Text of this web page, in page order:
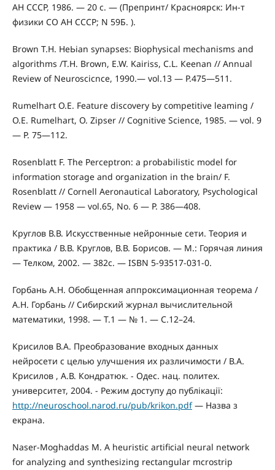
АН СССР, 1986. — 20 с. — (Препринт/ Красноярск: Ин-т
физики СО АН СССР; N 59Б. ).
Brown T.Н. НеЬian synapses: Biophysical mechanisms and
algorithms /T.Н. Brown, E.W. Kairiss, C.L. Кееnаn // Аnnuаl
Review of Neuroscicnce, 1990.— vоl.13 — P.475—511.
Rumelhart О.Е. Feature discovery Ьу competitive leaming /
О.Е. Rumelhart, О. Zipser // Cognitive Science, 1985. — vоl. 9
— P. 75—112.
Rosenblatt F. The Perceptron: a probabilistic model for
information storage and organization in the brain/ F.
Rosenblatt // Cornell Aeronautical Laboratory, Psychological
Review — 1958 — vol.65, No. 6 — P. 386—408.
Круглов В.В. Искусственные нейронные сети. Теория и
практика / В.В. Круглов, В.В. Борисов. — М.: Горячая линия
— Телком, 2002. — 382с. — ISBN 5-93517-031-0.
Горбань А.Н. Обобщенная аппроксимационная теорема /
А.Н. Горбань // Сибирский журнал вычислительной
математики, 1998. — Т.1 — № 1. — С.12–24.
Крисилов В.А. Преобразование входных данных
нейросети с целью улучшения их различимости / В.А.
Крисилов , А.В. Кондратюк. - Одес. нац. политех.
университет, 2004. - Режим доступу до публікації:
http://neuroschool.narod.ru/pub/krikon.pdf— Назва з
екрана.
Naser-Moghaddas M. A heuristic artificial neural network
for analyzing and synthesizing rectangular mcrostrip